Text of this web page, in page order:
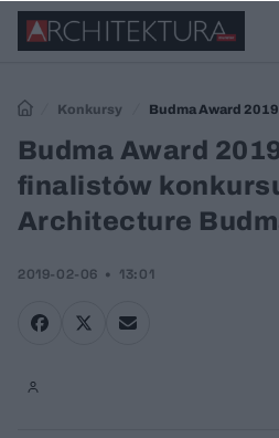
Konkursy
Budma Award
ABA – Architecture Budma Award
Budma Award
finalistów
Architecture
2019-02-06 13:01